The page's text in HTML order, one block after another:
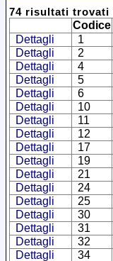
74 risultati trovati
Codice
Dettagli
1
Dettagli
2
Dettagli
4
Dettagli
5
Dettagli
6
Dettagli
10
Dettagli
11
Dettagli
12
Dettagli
17
Dettagli
19
Dettagli
21
Dettagli
24
Dettagli
25
Dettagli
30
Dettagli
31
Dettagli
32
Dettagli
34